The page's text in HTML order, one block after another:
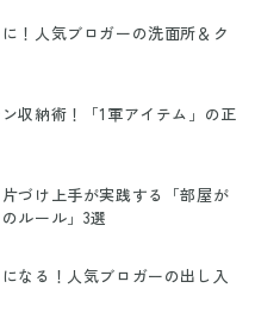
！人気ブロガーの洗面所＆ク
収納術！「1軍アイテム」の正
づけ上手が実践する「部屋が
ルール」3選
なる！人気ブロガーの出し入